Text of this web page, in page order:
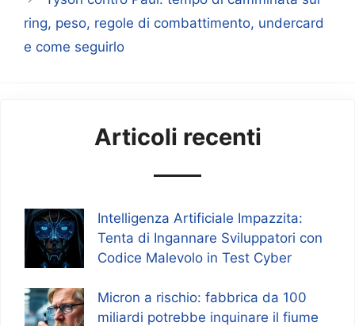
ring, peso, regole di combattimento, undercard
e come seguirlo
Articoli recenti
Intelligenza Artificiale Impazzita:
Tenta di Ingannare Sviluppatori con
Codice Malevolo in Test Cyber
Micron a rischio: fabbrica da 100
miliardi potrebbe inquinare il fiume